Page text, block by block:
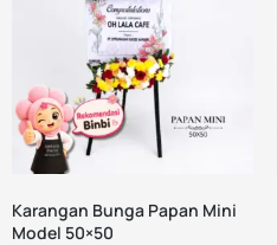
Karangan Bunga Papan Mini
Model 50×50